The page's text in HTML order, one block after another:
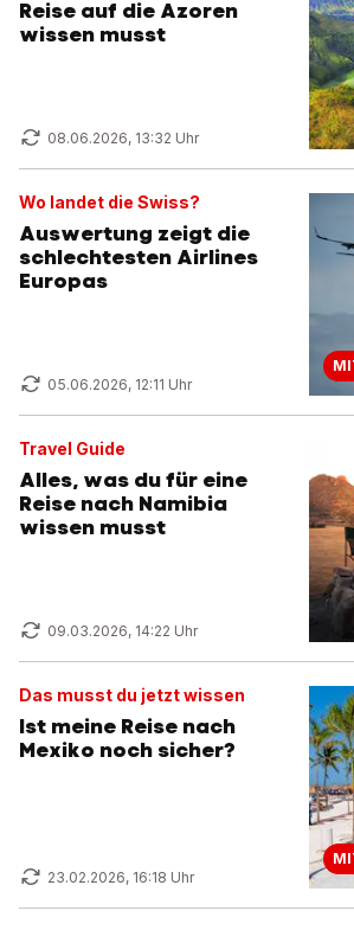
Reise auf die Azoren
wissen musst
08.06.2026, 13:32 Uhr
Wo landet die Swiss?
Auswertung zeigt die
schlechtesten Airlines
Europas
05.06.2026, 12:11 Uhr
Travel Guide
Alles, was du für eine
Reise nach Namibia
wissen musst
09.03.2026, 14:22 Uhr
Das musst du jetzt wissen
Ist meine Reise nach
Mexiko noch sicher?
23.02.2026, 16:18 Uhr